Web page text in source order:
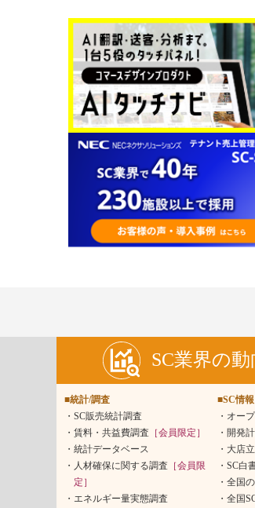
SC業界の
■統計/調査
SC販売統計調査
賃料・共益費調査 ［会員限定］
統計データベース
人材確保に関する調査 ［会員限
定］
エネルギー量実態調査
■SC情報
オー
開発
大店
SC白
全国
全国